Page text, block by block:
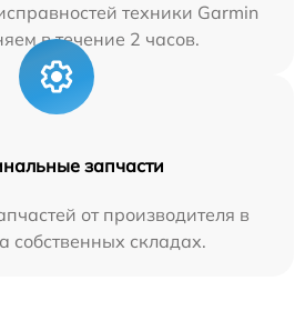
техники Garmin
в течение 2 часов.
запчасти
от производителя в
собственных складах.